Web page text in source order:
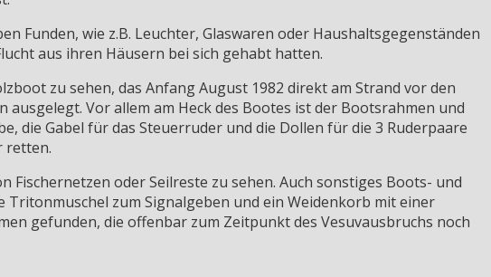
Funden, wie z.B. Leuchter, Glaswaren oder Haushaltsgegenständen
aus ihren Häusern bei sich gehabt hatten.
zu sehen, das Anfang August 1982 direkt am Strand vor den
Vor allem am Heck des Bootes ist der Bootsrahmen und
die Gabel für das Steuerruder und die Dollen für die 3 Ruderpaare
retten.
Fischernetzen oder Seilreste zu sehen. Auch sonstiges Boots- und
Tritonmuschel zum Signalgeben und ein Weidenkorb mit einer
gefunden, die offenbar zum Zeitpunkt des Vesuvausbruchs noch